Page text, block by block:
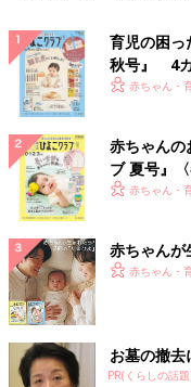
出典：Instagramアカウント
スタイリッシュなデザ
しても使えるというオ
育児の困っ
秋号』 4カ
いっぱい！
赤ちゃん・
赤ちゃんの
ブ 夏号』
く！ おっ
赤ちゃん・
赤ちゃんが
赤ちゃん・
お墓の撤
PR(くらしの話